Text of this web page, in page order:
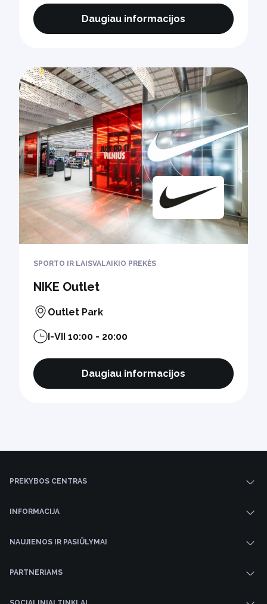
Daugiau informacijos
SPORTO IR LAISVALAIKIO PREKĖS
NIKE Outlet
Outlet Park
I-VII 10:00 - 20:00
Daugiau informacijos
PREKYBOS CENTRAS
INFORMACIJA
NAUJIENOS IR PASIŪLYMAI
PARTNERIAMS